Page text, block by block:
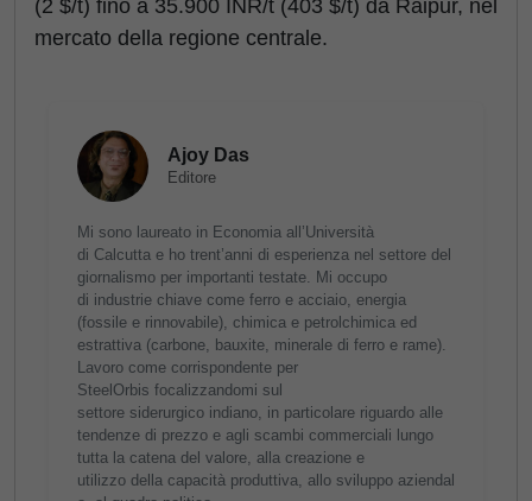
(2 $/t) fino a 35.900 INR/t (403 $/t) da Raipur, nel
mercato della regione centrale.
Ajoy Das
Editore
Mi sono laureato in Economia all’Università
di Calcutta e ho trent’anni di esperienza nel settore del
giornalismo per importanti testate. Mi occupo
di industrie chiave come ferro e acciaio, energia
(fossile e rinnovabile), chimica e petrolchimica ed
estrattiva (carbone, bauxite, minerale di ferro e rame).
Lavoro come corrispondente per
SteelOrbis focalizzandomi sul
settore siderurgico indiano, in particolare riguardo alle
tendenze di prezzo e agli scambi commerciali lungo
tutta la catena del valore, alla creazione e
utilizzo della capacità produttiva, allo sviluppo aziendal